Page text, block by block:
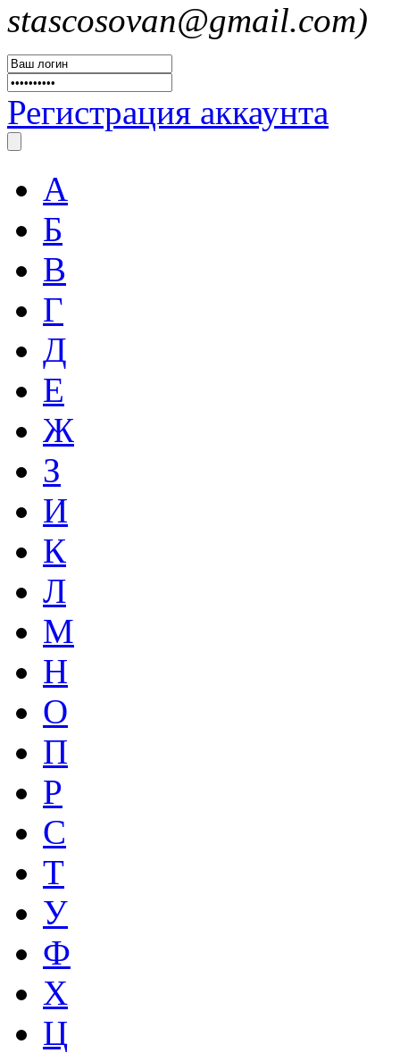
stascosovan@gmail.com)
Регистрация аккаунта
А
Б
В
Г
Д
Е
Ж
З
И
К
Л
М
Н
О
П
Р
С
Т
У
Ф
Х
Ц